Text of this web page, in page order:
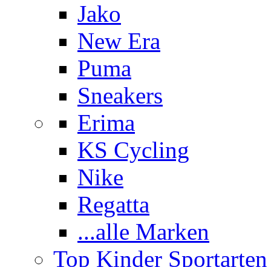
Jako
New Era
Puma
Sneakers
Erima
KS Cycling
Nike
Regatta
...alle Marken
Top Kinder Sportarten